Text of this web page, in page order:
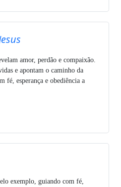
amor, perdão e compaixão.
e apontam o caminho da
fé, esperança e obediência a
exemplo, guiando com fé,